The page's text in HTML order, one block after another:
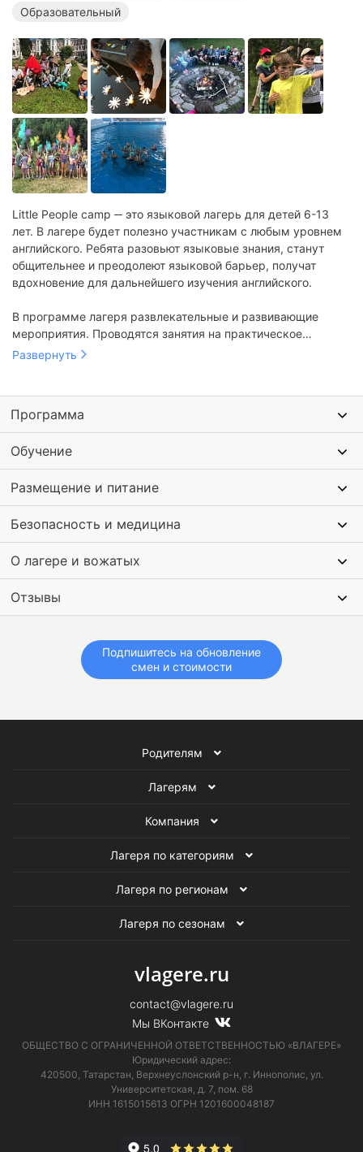
Образовательный
Little People camp ─ это языковой лагерь для детей 6-13
лет. В лагере будет полезно участникам с любым уровнем
английского. Ребята разовьют языковые знания, станут
общительнее и преодолеют языковой барьер, получат
вдохновение для дальнейшего изучения английского.
В программе лагеря развлекательные и развивающие
мероприятия. Проводятся занятия на практическое
изучение языка: ролевые игры, квесты, дискуссии.
музыкой, фотографией и видеосъемкой.
Также дети посещают бассейн и веревочный парк.
Проводятся занятия по спортивному ориентированию и
верховой езде на лошадях. Организуются вечеринки,
конкурсы и викторины.
Развернуть
Программа
Обучение
Размещение и питание
Безопасность и медицина
О лагере и вожатых
Отзывы
Подпишитесь на обновление
смен и стоимости
Родителям
Лагерям
Компания
Лагеря по категориям
Лагеря по регионам
Лагеря по сезонам
vlagere.ru
contact@vlagere.ru
Мы ВКонтакте
ОБЩЕСТВО С ОГРАНИЧЕННОЙ ОТВЕТСТВЕННОСТЬЮ «ВЛАГЕРЕ»
Юридический адрес:
420500, Татарстан, Верхнеуслонский р-н, г. Иннополис, ул.
Университетская, д. 7, пом. 68
ИНН 1615015613 ОГРН 1201600048187